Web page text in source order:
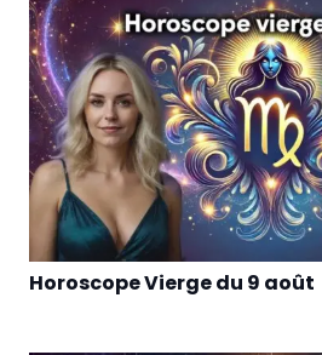
Horoscope Vierge du 9 août